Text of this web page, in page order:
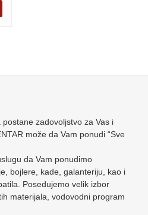
zadovoljstvo za Vas i
može da Vam ponudi “Sve
da Vam ponudimo
bojlere, kade, galanteriju, kao i
Posedujemo velik izbor
materijala, vodovodni program